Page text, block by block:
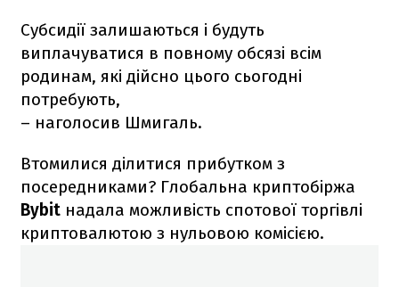
Субсидії залишаються і будуть
виплачуватися в повному обсязі всім
родинам, які дійсно цього сьогодні
потребують,
– наголосив Шмигаль.
Втомилися ділитися прибутком з
посередниками? Глобальна криптобіржа
Bybit надала можливість спотової торгівлі
криптовалютою з нульовою комісією.